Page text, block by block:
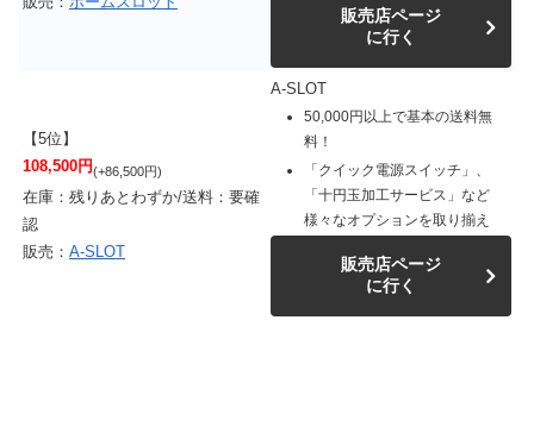
販売店ページ
に行く
【5位】
108,500円(+86,500円)
在庫：残りあとわずか/送料：要確
認
販売： A-SLOT
A-SLOT
50,000円以上で基本の送料無
料！
「クイック電源スイッチ」、
「十円玉加工サービス」など
様々なオプションを取り揃え
販売店ページ
に行く